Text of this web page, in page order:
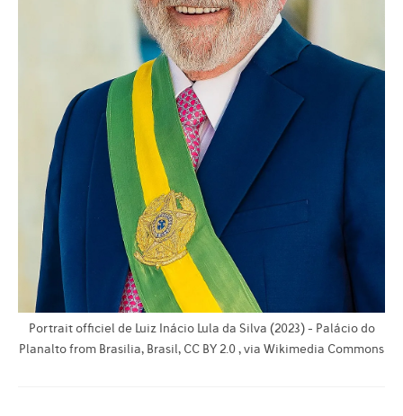
Portrait officiel de Luiz Inácio Lula da Silva (2023) - Palácio do
Planalto from Brasilia, Brasil, CC BY 2.0 , via Wikimedia Commons